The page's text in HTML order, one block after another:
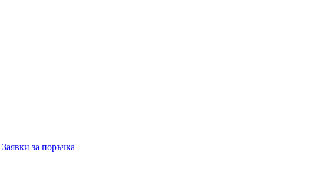
Заявки за поръчка